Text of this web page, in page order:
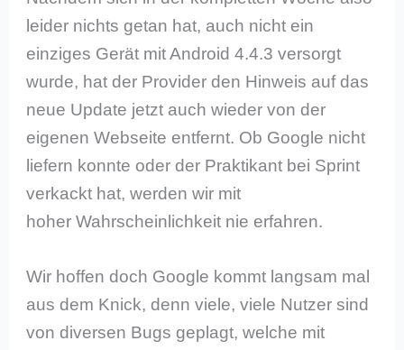
leider nichts getan hat, auch nicht ein
einziges Gerät mit Android 4.4.3 versorgt
wurde, hat der Provider den Hinweis auf das
neue Update jetzt auch wieder von der
eigenen Webseite entfernt. Ob Google nicht
liefern konnte oder der Praktikant bei Sprint
verkackt hat, werden wir mit
hoher Wahrscheinlichkeit nie erfahren.
Wir hoffen doch Google kommt langsam mal
aus dem Knick, denn viele, viele Nutzer sind
von diversen Bugs geplagt, welche mit